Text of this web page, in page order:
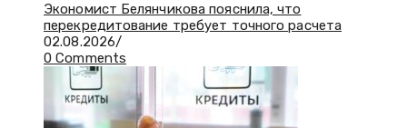
Экономист Белянчикова пояснила, что
перекредитование требует точного расчета
02.08.2026/
0 Comments